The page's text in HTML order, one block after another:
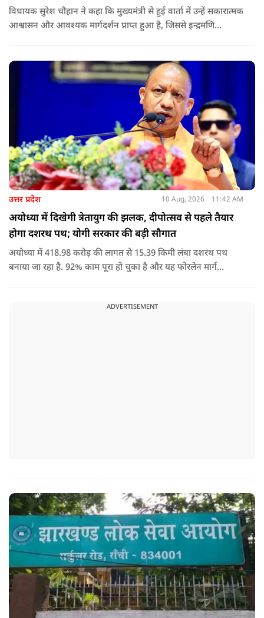
विधायक सुरेश चौहान ने कहा कि मुख्यमंत्री से हुई वार्ता में उन्हें सकारात्मक
आश्वासन और आवश्यक मार्गदर्शन प्राप्त हुआ है, जिससे इन्द्रमणि
उत्तर प्रदेश 10 Aug, 2026 11:42 AM
अयोध्या में दिखेगी त्रेतायुग की झलक, दीपोत्सव से पहले तैयार
होगा दशरथ पथ; योगी सरकार की बड़ी सौगात
अयोध्या में 418.98 करोड़ की लागत से 15.39 किमी लंबा दशरथ पथ
बनाया जा रहा है. 92% काम पूरा हो चुका है और यह फोरलेन मार्ग
ADVERTISEMENT